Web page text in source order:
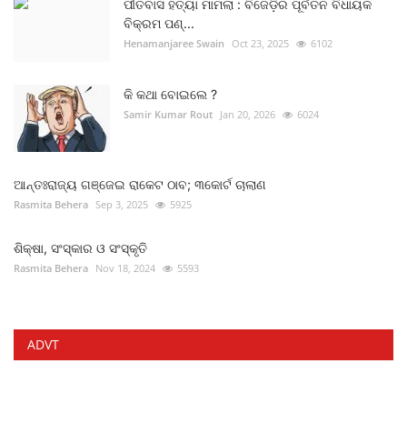
ପୀତବାସ ହତ୍ୟା ମାମଲା : ବିଜେଡ଼ିର ପୂର୍ବତନ ବିଧାୟକ
ବିକ୍ରମ ପଣ୍...
Henamanjaree Swain Oct 23, 2025 6102
କି କଥା ବୋଇଲେ ?
Samir Kumar Rout Jan 20, 2026 6024
ଆନ୍ତଃରାଜ୍ୟ ଗଞ୍ଜେଇ ରାକେଟ ଠାବ; ୩କୋର୍ଟ ଚାଲାଣ
Rasmita Behera Sep 3, 2025 5925
ଶିକ୍ଷା, ସଂସ୍କାର ଓ ସଂସ୍କୃତି
Rasmita Behera Nov 18, 2024 5593
ADVT